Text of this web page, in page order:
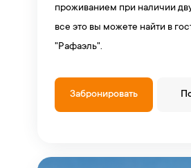
проживанием при наличии
все это вы можете найти в
"Рафаэль".
Забронировать